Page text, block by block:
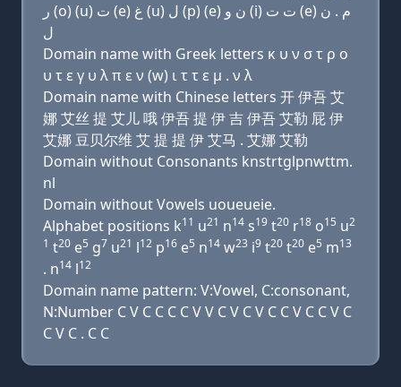
ﺭ (o) (u) ﺕ (e) ﻍ (u) ﻝ (p) (e) ﻥ ﻭ (i) ﺕ ﺕ (e) ﻡ . ﻥ
ﻝ
Domain name with Greek letters κ υ ν σ τ ρ ο
υ τ ε γ υ λ π ε ν (w) ι τ τ ε μ . ν λ
Domain name with Chinese letters 开 伊吾 艾
娜 艾丝 提 艾儿 哦 伊吾 提 伊 吉 伊吾 艾勒 屁 伊
艾娜 豆贝尔维 艾 提 提 伊 艾马 . 艾娜 艾勒
Domain without Consonants knstrtglpnwttm.
nl
Domain without Vowels uoueueie.
Alphabet positions k11 u21 n14 s19 t20 r18 o15 u2
1 t20 e5 g7 u21 l12 p16 e5 n14 w23 i9 t20 t20 e5 m13
. n14 l12
Domain name pattern: V:Vowel, C:consonant,
N:Number C V C C C C V V C V C V C C V C C V C
C V C . C C